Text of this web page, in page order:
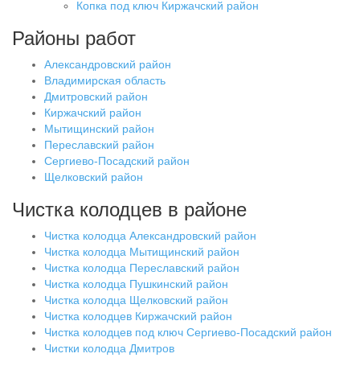
Копка под ключ Киржачский район
Районы работ
Александровский район
Владимирская область
Дмитровский район
Киржачский район
Мытищинский район
Переславский район
Сергиево-Посадский район
Щелковский район
Чистка колодцев в районе
Чистка колодца Александровский район
Чистка колодца Мытищинский район
Чистка колодца Переславский район
Чистка колодца Пушкинский район
Чистка колодца Щелковский район
Чистка колодцев Киржачский район
Чистка колодцев под ключ Сергиево-Посадский район
Чистки колодца Дмитров